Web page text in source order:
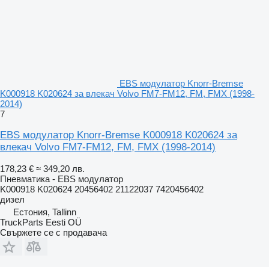
EBS модулатор Knorr-Bremse
K000918 K020624 за влекач Volvo FM7-FM12, FM, FMX (1998-
2014)
7
EBS модулатор Knorr-Bremse K000918 K020624 за
влекач Volvo FM7-FM12, FM, FMX (1998-2014)
178,23 € ≈ 349,20 лв.
Пневматика - EBS модулатор
K000918 K020624 20456402 21122037 7420456402
дизел
Естония, Tallinn
TruckParts Eesti OÜ
Свържете се с продавача